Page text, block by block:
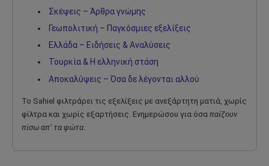
Σκέψεις – Άρθρα γνώμης
Γεωπολιτική – Παγκόσμιες εξελίξεις
Ελλάδα – Ειδήσεις & Αναλύσεις
Τουρκία & Η ελληνική στάση
Αποκαλύψεις – Όσα δε λέγονται αλλού
Το Sahiel φιλτράρει τις εξελίξεις με ανεξάρτητη ματιά, χωρίς
φίλτρα και χωρίς εξαρτήσεις. Ενημερώσου για όσα παίζουν
πίσω απ’ τα φώτα